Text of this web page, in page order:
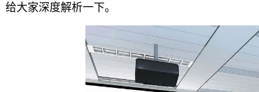
给大家深度解析一下。